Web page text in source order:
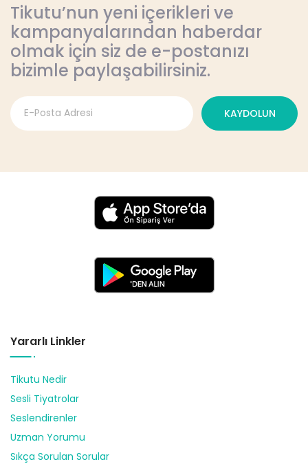
Tikutu’nun yeni içerikleri ve
kampanyalarından haberdar
olmak için siz de e-postanızı
bizimle paylaşabilirsiniz.
KAYDOLUN
Yararlı Linkler
Tikutu Nedir
Sesli Tiyatrolar
Seslendirenler
Uzman Yorumu
Sıkça Sorulan Sorular